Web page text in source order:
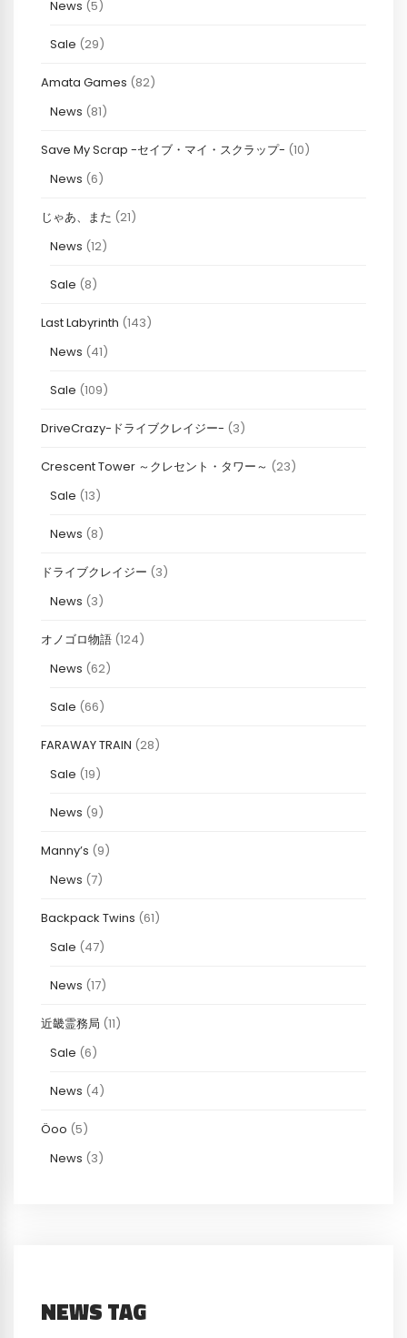
News (5)
Sale (29)
Amata Games (82)
News (81)
Save My Scrap -セイブ・マイ・スクラップ- (10)
News (6)
じゃあ、また (21)
News (12)
Sale (8)
Last Labyrinth (143)
News (41)
Sale (109)
DriveCrazy-ドライブクレイジー- (3)
Crescent Tower ～クレセント・タワー～ (23)
Sale (13)
News (8)
ドライブクレイジー (3)
News (3)
オノゴロ物語 (124)
News (62)
Sale (66)
FARAWAY TRAIN (28)
Sale (19)
News (9)
Manny’s (9)
News (7)
Backpack Twins (61)
Sale (47)
News (17)
近畿霊務局 (11)
Sale (6)
News (4)
Öoo (5)
News (3)
NEWS TAG